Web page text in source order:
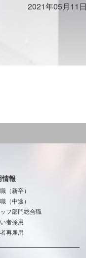
2021年05月11日
報
（新卒）
（中途）
フ部門総合職
者採用
再雇用